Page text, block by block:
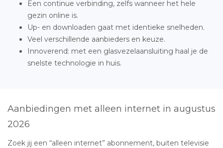
Een continue verbinding, zelfs wanneer het hele
gezin online is.
Up- en downloaden gaat met identieke snelheden.
Veel verschillende aanbieders en keuze.
Innoverend: met een glasvezelaansluiting haal je de
snelste technologie in huis.
Aanbiedingen met alleen internet in augustus
2026
Zoek jij een “alleen internet” abonnement, buiten televisie